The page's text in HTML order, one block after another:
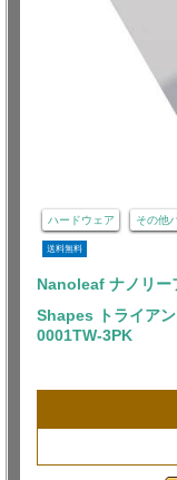
ハードウェア その他
送料無料
Nanoleaf ナノリー
Shapes トライア
0001TW-3PK